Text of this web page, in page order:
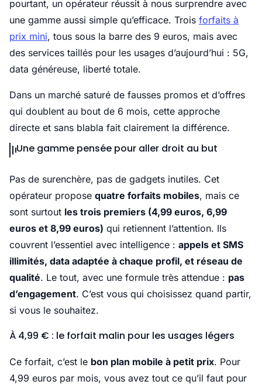
pourtant, un opérateur réussit à nous surprendre avec
une gamme aussi simple qu’efficace. Trois forfaits à
prix mini, tous sous la barre des 9 euros, mais avec
des services taillés pour les usages d’aujourd’hui : 5G,
data généreuse, liberté totale.
Dans un marché saturé de fausses promos et d’offres
qui doublent au bout de 6 mois, cette approche
directe et sans blabla fait clairement la différence.
Une gamme pensée pour aller droit au but
Pas de surenchère, pas de gadgets inutiles. Cet
opérateur propose quatre forfaits mobiles, mais ce
sont surtout les trois premiers (4,99 euros, 6,99
euros et 8,99 euros) qui retiennent l’attention. Ils
couvrent l’essentiel avec intelligence : appels et SMS
illimités, data adaptée à chaque profil, et réseau de
qualité. Le tout, avec une formule très attendue : pas
d’engagement. C’est vous qui choisissez quand partir,
si vous le souhaitez.
À 4,99 € : le forfait malin pour les usages légers
Ce forfait, c’est le bon plan mobile à petit prix. Pour
4,99 euros par mois, vous avez tout ce qu’il faut pour